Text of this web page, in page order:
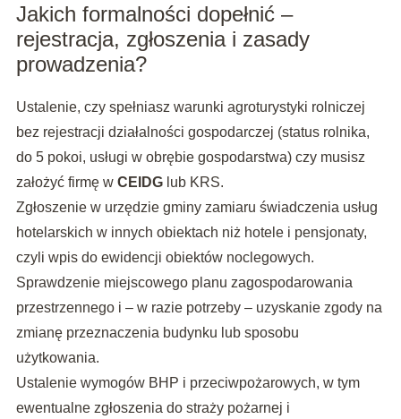
Jakich formalności dopełnić –
rejestracja, zgłoszenia i zasady
prowadzenia?
Ustalenie, czy spełniasz warunki agroturystyki rolniczej
bez rejestracji działalności gospodarczej (status rolnika,
do 5 pokoi, usługi w obrębie gospodarstwa) czy musisz
założyć firmę w CEIDGlub KRS.
Zgłoszenie w urzędzie gminy zamiaru świadczenia usług
hotelarskich w innych obiektach niż hotele i pensjonaty,
czyli wpis do ewidencji obiektów noclegowych.
Sprawdzenie miejscowego planu zagospodarowania
przestrzennego i – w razie potrzeby – uzyskanie zgody na
zmianę przeznaczenia budynku lub sposobu
użytkowania.
Ustalenie wymogów BHP i przeciwpożarowych, w tym
ewentualne zgłoszenia do straży pożarnej i